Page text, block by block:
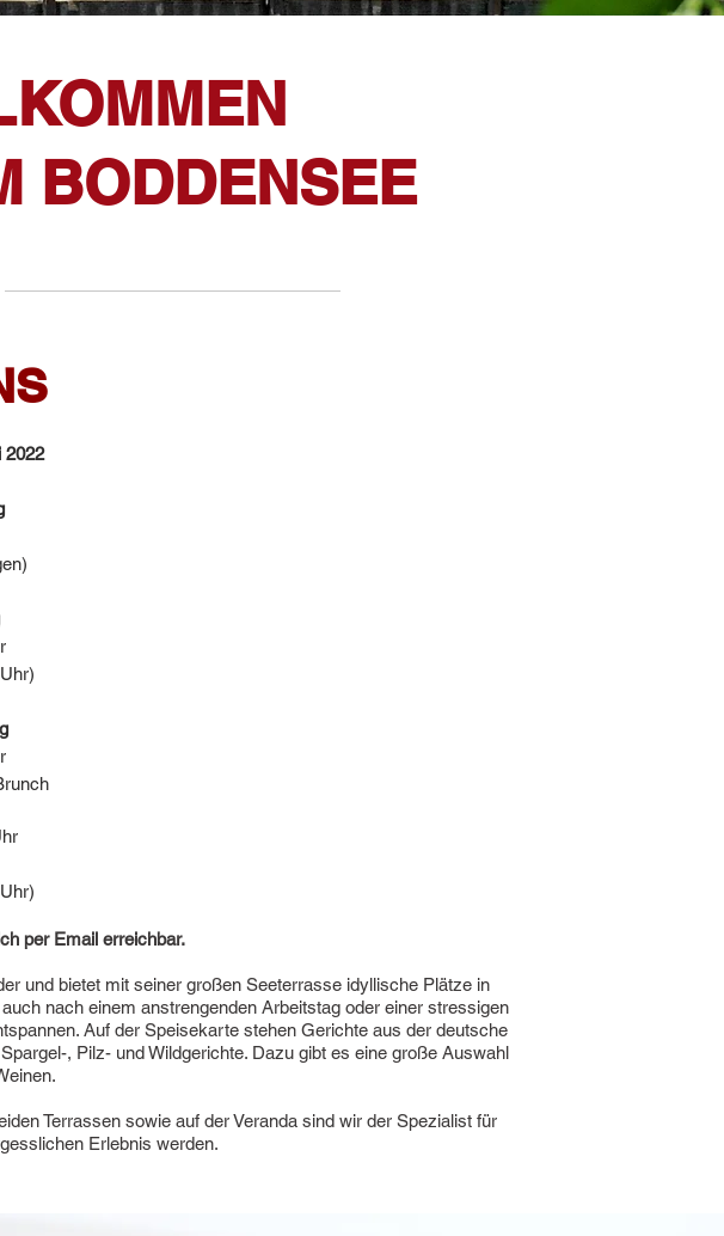
BODDENSEE
2022
per Email erreichbar.
und bietet mit seiner großen Seeterrasse idyllische Plätze in
nach einem anstrengenden Arbeitstag oder einer stressigen
Auf der Speisekarte stehen Gerichte aus der deutsche
, Pilz- und Wildgerichte. Dazu gibt es eine große Auswahl
Terrassen sowie auf der Veranda sind wir der Spezialist für
Erlebnis werden.